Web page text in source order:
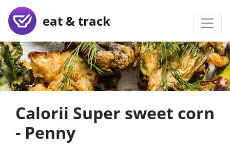
eat & track
Calorii Super sweet corn
- Penny